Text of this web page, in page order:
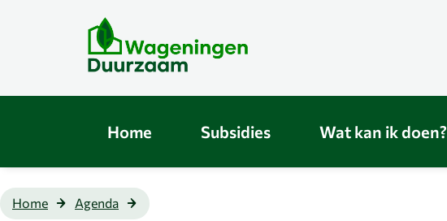
content
Home Subsidies Wat kan ik doen?
Home Agenda
Inloopspreekuur
Energieloket op